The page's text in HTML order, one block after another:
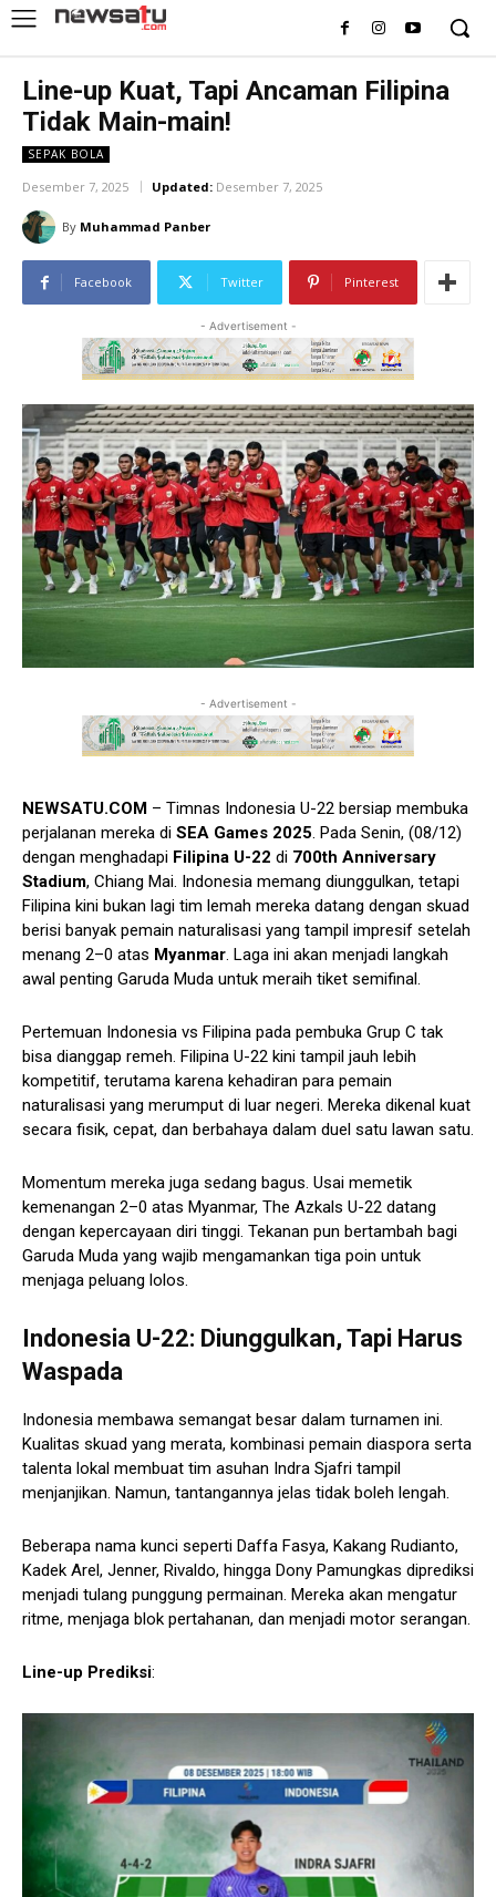
Line-up Kuat, Tapi Ancaman Filipina
Tidak Main-main!
SEPAK BOLA
Desember 7, 2025 Updated: Desember 7, 2025
By Muhammad Panber
Facebook Twitter Pinterest
- Advertisement -
- Advertisement -
NEWSATU.COM – Timnas Indonesia U-22 bersiap membuka
perjalanan mereka di SEA Games 2025. Pada Senin, (08/12)
dengan menghadapi Filipina U-22 di 700th Anniversary
Stadium, Chiang Mai. Indonesia memang diunggulkan, tetapi
Filipina kini bukan lagi tim lemah mereka datang dengan skuad
berisi banyak pemain naturalisasi yang tampil impresif setelah
menang 2–0 atas Myanmar. Laga ini akan menjadi langkah
awal penting Garuda Muda untuk meraih tiket semifinal.
Pertemuan Indonesia vs Filipina pada pembuka Grup C tak
bisa dianggap remeh. Filipina U-22 kini tampil jauh lebih
kompetitif, terutama karena kehadiran para pemain
naturalisasi yang merumput di luar negeri. Mereka dikenal kuat
secara fisik, cepat, dan berbahaya dalam duel satu lawan satu.
Momentum mereka juga sedang bagus. Usai memetik
kemenangan 2–0 atas Myanmar, The Azkals U-22 datang
dengan kepercayaan diri tinggi. Tekanan pun bertambah bagi
Garuda Muda yang wajib mengamankan tiga poin untuk
menjaga peluang lolos.
Indonesia U-22: Diunggulkan, Tapi Harus
Waspada
Indonesia membawa semangat besar dalam turnamen ini.
Kualitas skuad yang merata, kombinasi pemain diaspora serta
talenta lokal membuat tim asuhan Indra Sjafri tampil
menjanjikan. Namun, tantangannya jelas tidak boleh lengah.
Beberapa nama kunci seperti Daffa Fasya, Kakang Rudianto,
Kadek Arel, Jenner, Rivaldo, hingga Dony Pamungkas diprediksi
menjadi tulang punggung permainan. Mereka akan mengatur
ritme, menjaga blok pertahanan, dan menjadi motor serangan.
Line-up Prediksi: